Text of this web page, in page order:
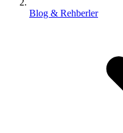
Blog & Rehberler